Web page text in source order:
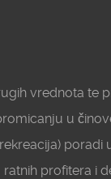
vrednota te
u
poradi
profitera i